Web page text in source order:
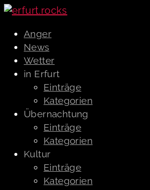
Anger
News
Wetter
in Erfurt
Einträge
Kategorien
Übernachtung
Einträge
Kategorien
Kultur
Einträge
Kategorien